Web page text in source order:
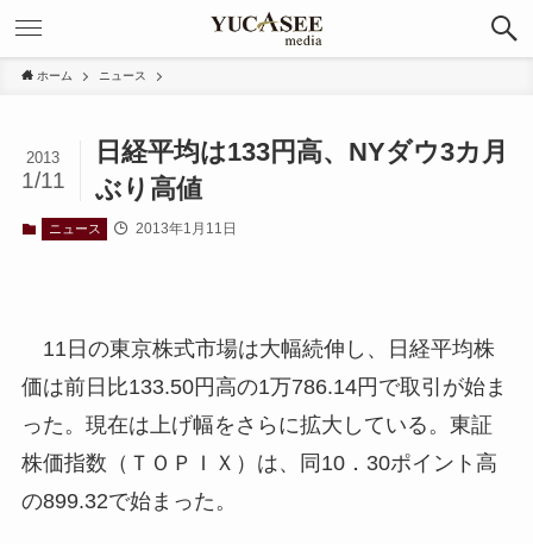
ホーム ニュース
日経平均は133円高、NYダウ3カ月
ぶり高値
2013
1/11
ニュース 2013年1月11日
11日の東京株式市場は大幅続伸し、日経平均株
価は前日比133.50円高の1万786.14円で取引が始ま
った。現在は上げ幅をさらに拡大している。東証
株価指数（ＴＯＰＩＸ）は、同10．30ポイント高
の899.32で始まった。